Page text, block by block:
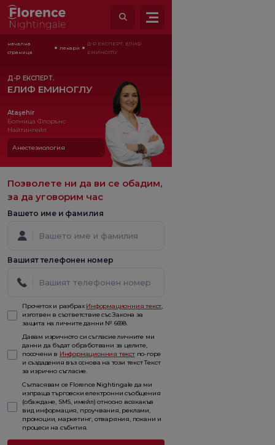
начална
страница
лекари
Д-Р ЕКСПЕРТ. ЕЛИФ
ЕМИНОГЛУ
Д-Р ЕКСПЕРТ.
ЕЛИФ ЕМИНОГЛУ
Ataşehir
Болница Флорънс
Найтингейл
Анестезиология
Позволете ни да ви се обадим,
за да уговорим час
Вашето име и фамилия
Вашият телефонен номер
Прочетох и разбрах Информационния текст,
изготвен в съответствие със Закона за
защита на личните данни № 6698.
Давам изричното си съгласие личните ми
данни да бъдат обработвани за целите,
посочени в Информационния текстпо-горе
и създадения въз основа на този текст Текст
за изрично съгласие.
Съгласявам се Florence Nightingale да ми
изпраща търговски електронни съобщения
(обаждане, SMS, имейл) относно всякакъв
вид информация, проучвания, реклами,
промоции, маркетинг, отваряния, покани и
процеси на събития.